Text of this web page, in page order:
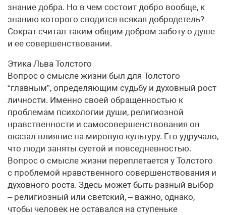
знание добра. Но в чем состоит добро вообще, к
знанию которого сводится всякая добродетель?
Сократ считал таким общим добром заботу о душе
и ее совершенствовании.
Этика Льва Толстого
Вопрос о смысле жизни был для Толстого
“главным”, определяющим судьбу и духовный рост
личности. Именно своей обращенностью к
проблемам психологии души, религиозной
нравственности и самосовершенствования он
оказал влияние на мировую культуру. Его удручало,
что люди заняты суетой и повседневностью.
Вопрос о смысле жизни переплетается у Толстого
с проблемой нравственного совершенствования и
духовного роста. Здесь может быть разный выбор
– религиозный или светский, – важно, однако,
чтобы человек не оставался на ступеньке